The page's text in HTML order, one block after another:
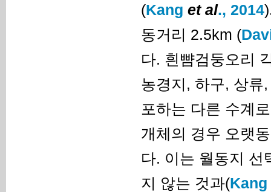
(Kang et al., 2014
동거리 2.5km (
다. 흰뺨검둥오리
농경지, 하구, 상류
포하는 다른 수계
개체의 경우 오랫
다. 이는 월동지 선
지 않는 것과(Kang